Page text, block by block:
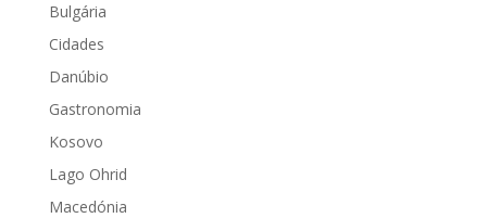
Bulgária
Cidades
Danúbio
Gastronomia
Kosovo
Lago Ohrid
Macedónia